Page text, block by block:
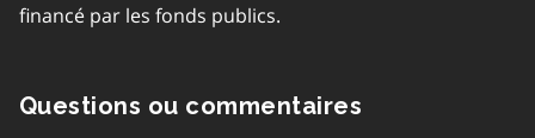
financé par les fonds publics.
Questions ou commentaires